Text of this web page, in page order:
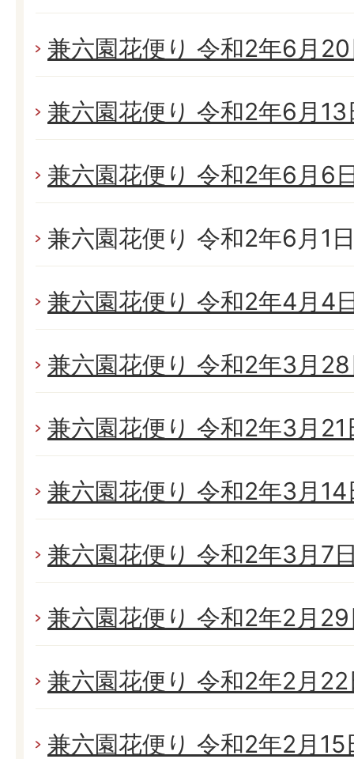
兼六園花便り 令和2年6月
兼六園花便り 令和2年6月
兼六園花便り 令和2年6月6
兼六園花便り 令和2年6月1
兼六園花便り 令和2年4月4
兼六園花便り 令和2年3月
兼六園花便り 令和2年3月
兼六園花便り 令和2年3月
兼六園花便り 令和2年3月7
兼六園花便り 令和2年2月
兼六園花便り 令和2年2月
兼六園花便り 令和2年2月